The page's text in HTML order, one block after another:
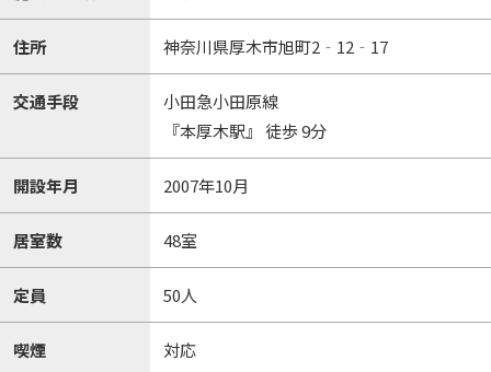
住所 神奈川県厚木市旭町2‐12‐17
交通手段
小田急小田原線
『本厚木駅』 徒歩 9分
開設年月 2007年10月
居室数 48室
定員 50人
喫煙 対応